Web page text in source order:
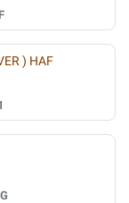
) HAF